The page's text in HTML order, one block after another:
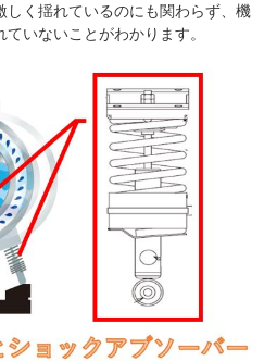
しく揺れているのにも関わらず、機
いないことがわかります。